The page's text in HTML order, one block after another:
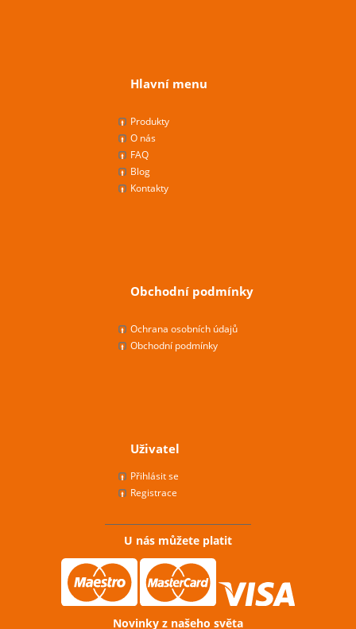
Hlavní menu
Produkty
O nás
FAQ
Blog
Kontakty
Obchodní podmínky
Ochrana osobních údajů
Obchodní podmínky
Uživatel
Přihlásit se
Registrace
U nás můžete platit
Novinky z našeho světa